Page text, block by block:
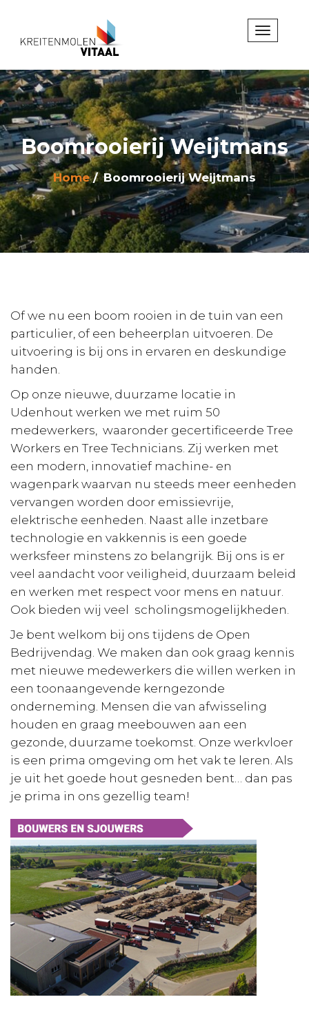
Boomrooierij Weijtmans
Home Boomrooierij Weijtmans
Of we nu een boom rooien in de tuin van een
particulier, of een beheerplan uitvoeren. De
uitvoering is bij ons in ervaren en deskundige
handen.
Op onze nieuwe, duurzame locatie in
Udenhout werken we met ruim 50
medewerkers, waaronder gecertificeerde Tree
Workers en Tree Technicians. Zij werken met
een modern, innovatief machine- en
wagenpark waarvan nu steeds meer eenheden
vervangen worden door emissievrije,
elektrische eenheden. Naast alle inzetbare
technologie en vakkennis is een goede
werksfeer minstens zo belangrijk. Bij ons is er
veel aandacht voor veiligheid, duurzaam beleid
en werken met respect voor mens en natuur.
Ook bieden wij veel scholingsmogelijkheden.
Je bent welkom bij ons tijdens de Open
Bedrijvendag. We maken dan ook graag kennis
met nieuwe medewerkers die willen werken in
een toonaangevende kerngezonde
onderneming. Mensen die van afwisseling
houden en graag meebouwen aan een
gezonde, duurzame toekomst. Onze werkvloer
is een prima omgeving om het vak te leren. Als
je uit het goede hout gesneden bent… dan pas
je prima in ons gezellig team!